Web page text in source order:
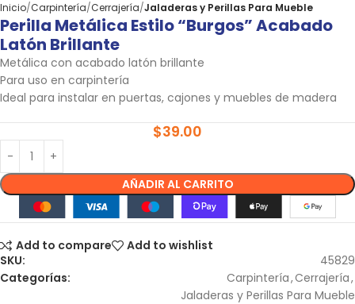
Inicio Carpintería Cerrajería Jaladeras y Perillas Para Mueble
Perilla Metálica Estilo “Burgos” Acabado
Latón Brillante
Metálica con acabado latón brillante
Para uso en carpintería
Ideal para instalar en puertas, cajones y muebles de madera
$39.00
AÑADIR AL CARRITO
Add to compare
Add to wishlist
SKU:
45829
Categorías:
Carpintería,Cerrajería,
Jaladeras y Perillas Para Mueble